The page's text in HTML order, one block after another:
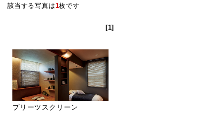
該当する写真は1枚です
[1]
プリーツスクリーン